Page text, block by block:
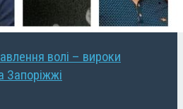
волі – вироки
Запоріжжі